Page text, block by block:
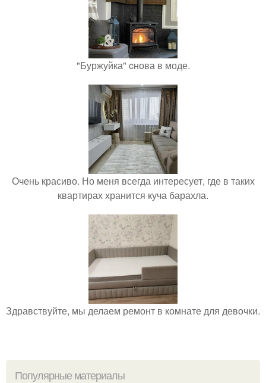
"Буржуйка" cнова в моде.
Очень красиво. Но меня всегда интересует, где в таких
квартирах хранится куча барахла.
Здравствуйте, мы делаем ремонт в комнате для девочки.
Популярные материалы